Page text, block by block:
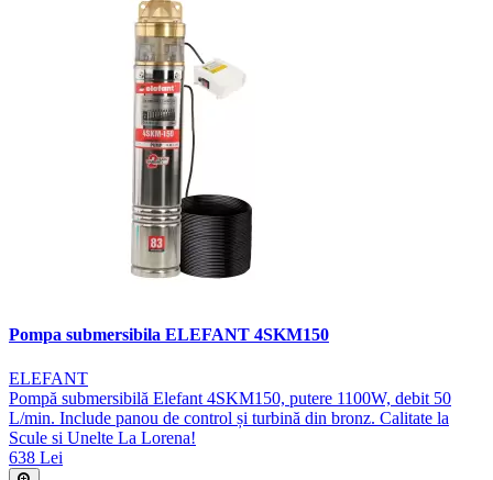
Pompa submersibila ELEFANT 4SKM150
ELEFANT
Pompă submersibilă Elefant 4SKM150, putere 1100W, debit 50
L/min. Include panou de control și turbină din bronz. Calitate la
Scule si Unelte La Lorena!
638 Lei